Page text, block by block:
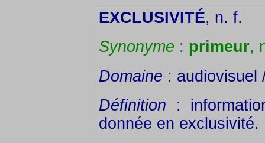
EXCLUSIVITÉ, n. f.
Synonyme : primeur,
Domaine : audiovisuel
Définition :
donnée en exclusivité.